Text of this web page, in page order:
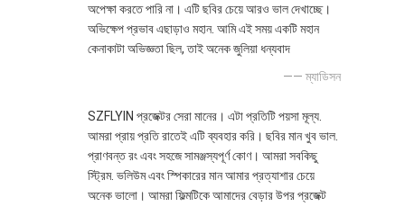
অপেক্ষা করতে পারি না। এটি ছবির চেয়ে আরও ভাল দেখাচ্ছে।
অভিক্ষেপ প্রভাব এছাড়াও মহান. আমি এই সময় একটি মহান
কেনাকাটা অভিজ্ঞতা ছিল, তাই অনেক জুলিয়া ধন্যবাদ
—— ম্যাডিসন
SZFLYIN প্রজেক্টর সেরা মানের। এটা প্রতিটি পয়সা মূল্য.
আমরা প্রায় প্রতি রাতেই এটি ব্যবহার করি। ছবির মান খুব ভাল.
প্রাণবন্ত রং এবং সহজে সামঞ্জস্যপূর্ণ কোণ। আমরা সবকিছু
স্ট্রিম. ভলিউম এবং স্পিকারের মান আমার প্রত্যাশার চেয়ে
অনেক ভালো। আমরা ফিল্মটিকে আমাদের বেড়ার উপর প্রজেক্ট